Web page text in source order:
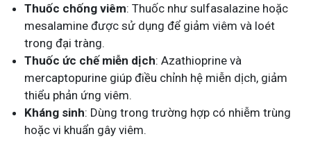
Thuốc chống viêm: Thuốc như sulfasalazine hoặc
mesalamine được sử dụng để giảm viêm và loét
trong đại tràng.
Thuốc ức chế miễn dịch: Azathioprine và
mercaptopurine giúp điều chỉnh hệ miễn dịch, giảm
thiểu phản ứng viêm.
Kháng sinh: Dùng trong trường hợp có nhiễm trùng
hoặc vi khuẩn gây viêm.